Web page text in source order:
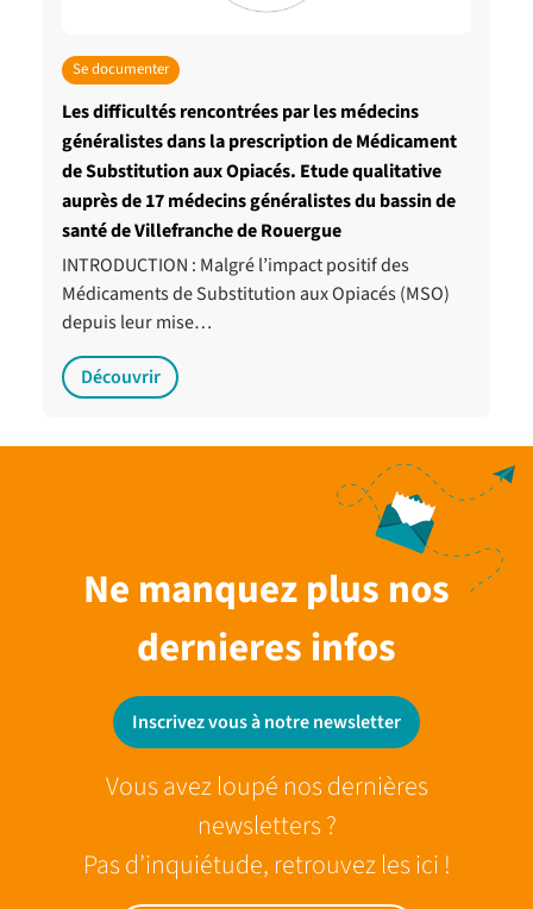
Se documenter
Les difficultés rencontrées par les médecins
généralistes dans la prescription de Médicament
de Substitution aux Opiacés. Etude qualitative
auprès de 17 médecins généralistes du bassin de
santé de Villefranche de Rouergue
INTRODUCTION : Malgré l’impact positif des
Médicaments de Substitution aux Opiacés (MSO)
depuis leur mise…
Découvrir
Ne manquez plus nos
dernieres infos
Inscrivez vous à notre newsletter
Vous avez loupé nos dernières
newsletters ?
Pas d’inquiétude, retrouvez les ici !